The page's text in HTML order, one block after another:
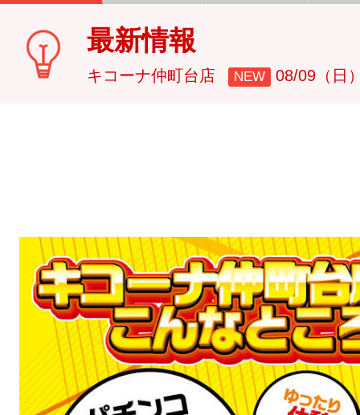
最新情報
キコーナ仲町台店 NEW 08/09（日